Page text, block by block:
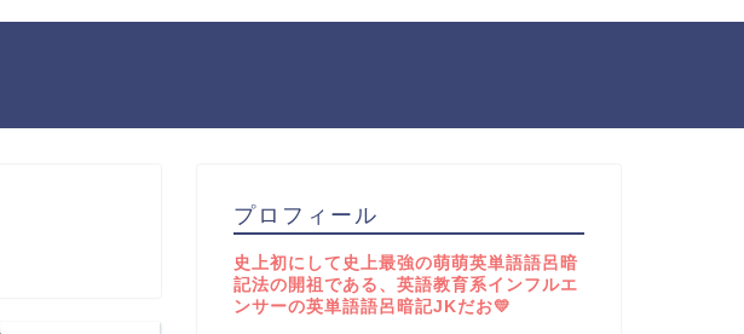
プロフィール
史上初にして史上最強の萌萌英単語語呂暗
記法の開祖である、英語教育系インフルエ
ンサーの英単語語呂暗記JKだお💛